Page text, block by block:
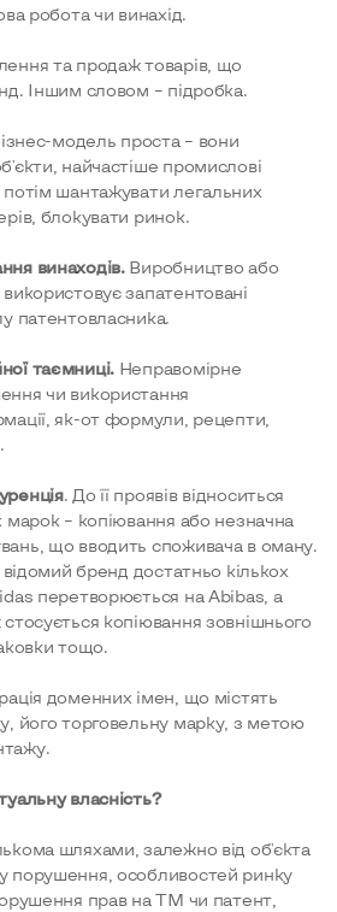
робота чи винахід.
та продаж товарів, що
Іншим словом – підробка.
модель проста – вони
найчастіше промислові
шантажувати легальних
блокувати ринок.
винаходів.Виробництво або
запатентовані
патентовласника.
таємниці. Неправомірне
чи використання
як-от формули, рецепти,
. До її проявів відноситься
марок – копіювання або незначна
що вводить споживача в оману.
відомий бренд достатньо кількох
перетворюється на Abibas, а
копіювання зовнішнього
тощо.
доменних імен, що містять
його торговельну марку, з метою
власність?
шляхами, залежно від об'єкта
порушення, особливостей ринку
прав на ТМ чи патент,